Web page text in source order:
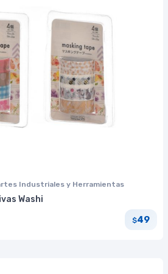
Industriales y Herramientas
Washi
$49